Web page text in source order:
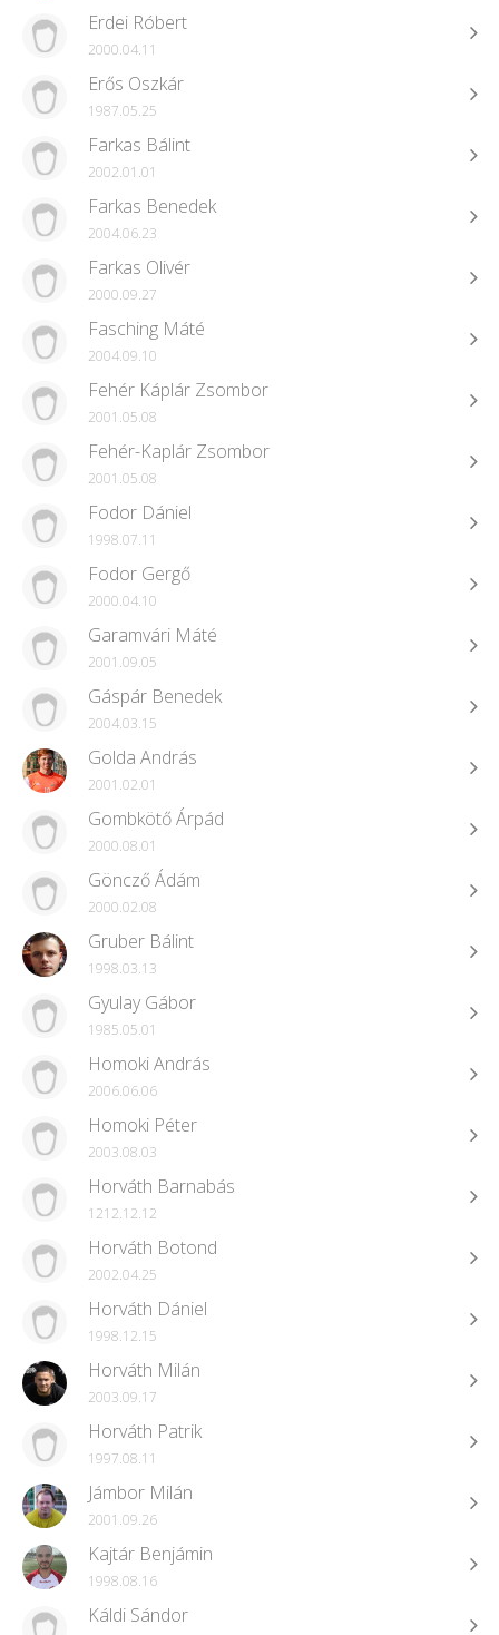
Erdei Róbert
2000.04.11
Erős Oszkár
1987.05.25
Farkas Bálint
2002.01.01
Farkas Benedek
2004.06.23
Farkas Olivér
2000.09.27
Fasching Máté
2004.09.10
Fehér Káplár Zsombor
2001.05.08
Fehér-Kaplár Zsombor
2001.05.08
Fodor Dániel
1998.07.11
Fodor Gergő
2000.04.10
Garamvári Máté
2001.09.05
Gáspár Benedek
2004.03.15
Golda András
2001.02.01
Gombkötő Árpád
2000.08.01
Göncző Ádám
2000.02.08
Gruber Bálint
1998.03.13
Gyulay Gábor
1985.05.01
Homoki András
2006.06.06
Homoki Péter
2003.08.03
Horváth Barnabás
1212.12.12
Horváth Botond
2002.04.25
Horváth Dániel
1998.12.15
Horváth Milán
2003.09.17
Horváth Patrik
1997.08.11
Jámbor Milán
2001.09.26
Kajtár Benjámin
1998.08.16
Káldi Sándor